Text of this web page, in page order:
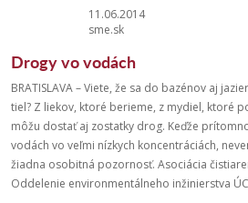
11.06.2014
sme.sk
Drogy vo vodách
BRATISLAVA – Viete, že sa do bazénov aj
tiel? Z liekov, ktoré berieme, z mydiel, ktoré
môžu dostať aj zostatky drog. Keďže
vodách vo veľmi nízkych koncentráciách,
žiadna osobitná pozornosť. Asociácia
Oddelenie environmentálneho inžinierstva